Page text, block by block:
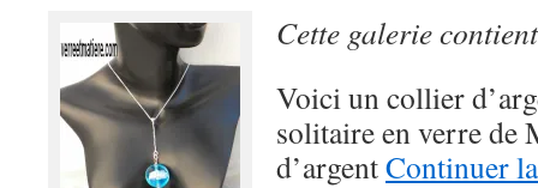
Cette galerie
Voici un collier
solitaire en verre de
d’argentContinuer